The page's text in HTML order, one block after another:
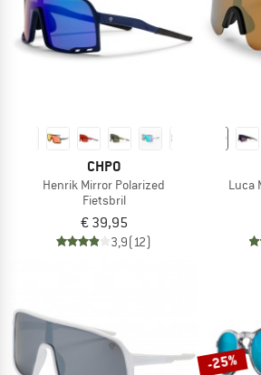
CHPO
Henrik Mirror Polarized
Fietsbril
€ 39,95
3,9(12)
Luca
-25%